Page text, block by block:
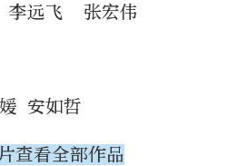
李远飞 张宏伟
安如哲
查看全部作品